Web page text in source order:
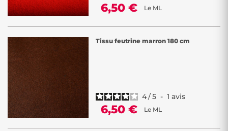
6,50 € Le ML
Tissu feutrine marron 180 cm
4/5 - 1 avis
6,50 € Le ML